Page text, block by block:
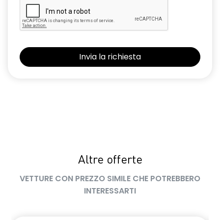
SHAPE
flying consolle
freno di stazionamento elettrico con funzione Auto-Hold
limitatore di velocità a 180 km/h
maniglie in tinta carrozzeria
Altre offerte
VETTURE CON PREZZO SIMILE CHE POTREBBERO
INTERESSARTI